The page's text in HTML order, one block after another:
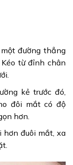
đường thẳng
từ đỉnh chân
kẻ trước đó,
đôi mắt có độ
hơn.
hơn đuôi mắt, xa